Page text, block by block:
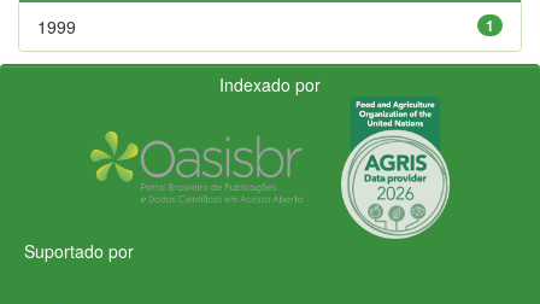
1
1999
Indexado por
Suportado por